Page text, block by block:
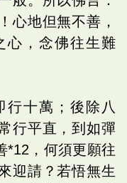
心地但無不善，
心，念佛往生難
行十萬；後除八
行平直，到如彈
*12，何須更願往
迎請？若悟無生